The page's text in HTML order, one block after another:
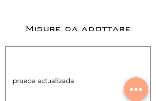
Misure da adottare